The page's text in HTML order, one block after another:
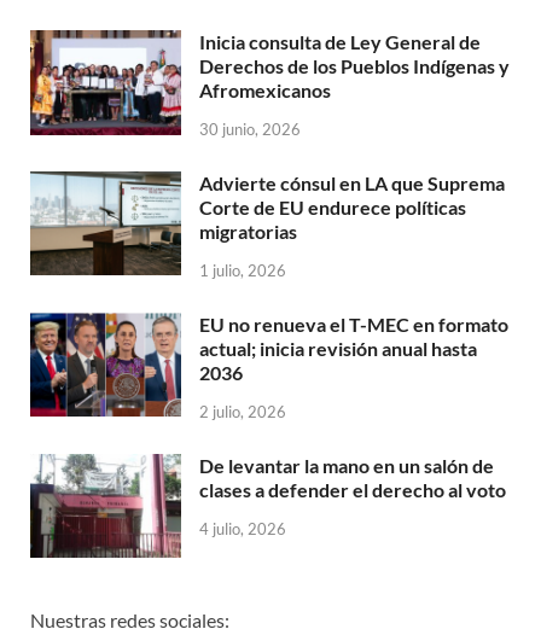
Inicia consulta de Ley General de
Derechos de los Pueblos Indígenas y
Afromexicanos
30 junio, 2026
Advierte cónsul en LA que Suprema
Corte de EU endurece políticas
migratorias
1 julio, 2026
EU no renueva el T-MEC en formato
actual; inicia revisión anual hasta
2036
2 julio, 2026
De levantar la mano en un salón de
clases a defender el derecho al voto
4 julio, 2026
Nuestras redes sociales: